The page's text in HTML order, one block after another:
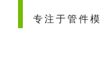
专注于管件